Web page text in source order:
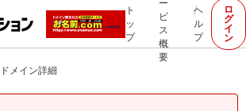
ト
ッ
プ
ー
ビ
ス
概
要
ヘ
ル
プ
ロ
グ
イ
ン
ドメイン詳細